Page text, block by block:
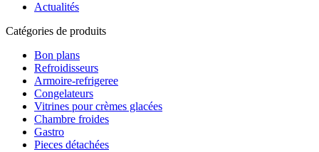
Actualités
Catégories de produits
Bon plans
Refroidisseurs
Armoire-refrigeree
Congelateurs
Vitrines pour crèmes glacées
Chambre froides
Gastro
Pieces détachées